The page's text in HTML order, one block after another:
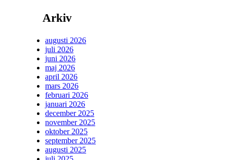
Arkiv
augusti 2026
juli 2026
juni 2026
maj 2026
april 2026
mars 2026
februari 2026
januari 2026
december 2025
november 2025
oktober 2025
september 2025
augusti 2025